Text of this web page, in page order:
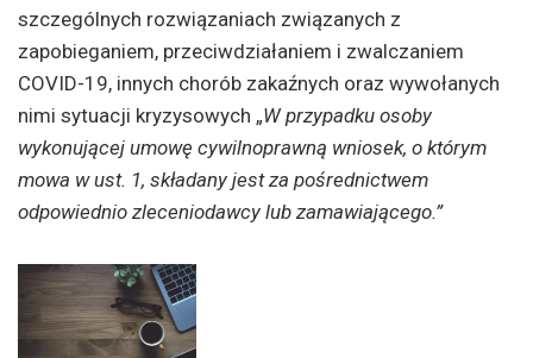
szczególnych rozwiązaniach związanych z
zapobieganiem, przeciwdziałaniem i zwalczaniem
COVID-19, innych chorób zakaźnych oraz wywołanych
nimi sytuacji kryzysowych „W przypadku osoby
wykonującej umowę cywilnoprawną wniosek, o którym
mowa w ust. 1, składany jest za pośrednictwem
odpowiednio zleceniodawcy lub zamawiającego.”